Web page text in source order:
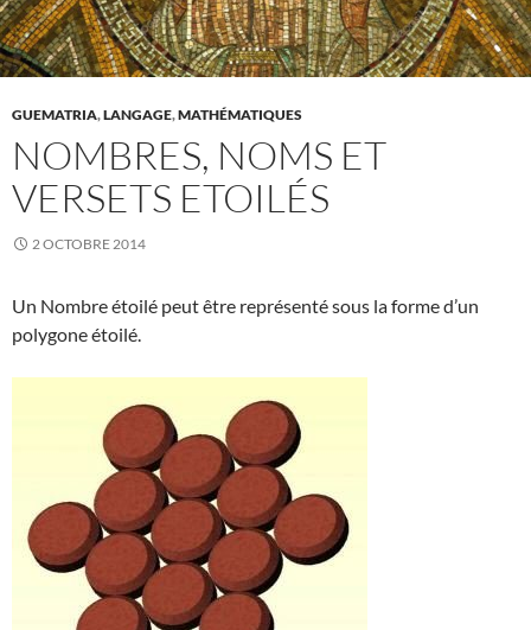
GUEMATRIA,LANGAGE,MATHÉMATIQUES
NOMBRES, NOMS ET
VERSETS ETOILÉS
2 OCTOBRE 2014
Un Nombre étoilé peut être représenté sous la forme d’un
polygone étoilé.